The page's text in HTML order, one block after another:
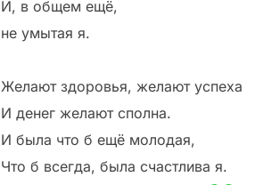
И, в общем ещё,
не умытая я.
Желают здоровья, желают успеха
И денег желают сполна.
И была что б ещё молодая,
Что б всегда, была счастлива я.